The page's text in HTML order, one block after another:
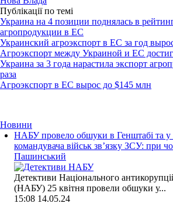
Публікації по темі
Украина на 4 позиции поднялась в
агропродукции в ЕС
Украинский агроэкспорт в ЕС за год
Агроэкспорт между Украиной и ЕС достиг
Украина за 3 года нарастила экспорт
раза
Агроэкспорт в ЕС вырос до $145 млн
Новини
НАБУ провело обшуки в Генштабі та у
командувача військ зв’язку ЗСУ: при
Пашинський
Детективи Національного
(НАБУ) 25 квітня провели обшуки у...
15:08 14.05.24